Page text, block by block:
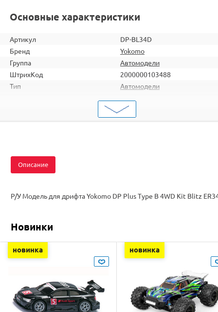
Основные характеристики
Артикул
DP-BL34D
Бренд
Yokomo
Группа
Автомодели
ШтрихКод
2000000103488
Тип
Автомодели
1/10
Описание
Р/У Модель для дрифта Yokomo DP Plus Type B 4WD Kit Blitz
Новинки
новинка новинка